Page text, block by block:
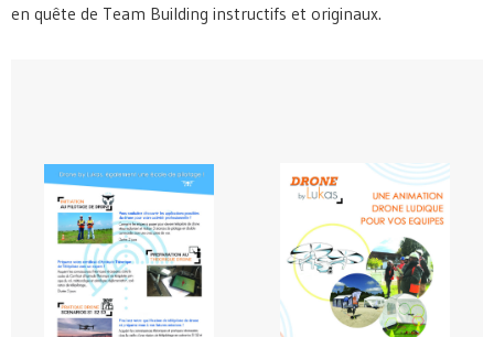
en quête de Team Building instructifs et originaux.